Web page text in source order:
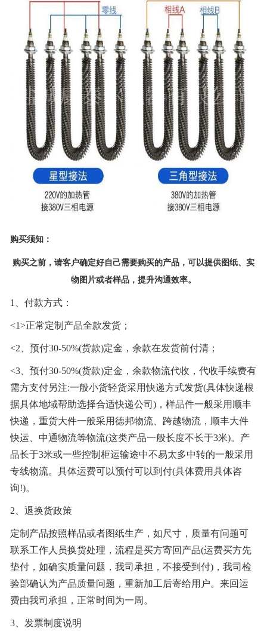
购买须知：
购买之前，请客户确定好自己需要购买的产品，可以提供图纸、实
物图片或者样品，提升沟通效率。
1、付款方式：
<1>正常定制产品全款发货；
<2、预付30-50%(货款)定金，余款在发货前付清；
<3、预付30-50%(货款)定金，余款物流代收，代收手续费有
需方支付另注:一般小货轻货采用快递方式发货(具体快递根
据具体地域帮助选择合适快递公司)，样品件一般采用顺丰
快递，重货大件一般采用德邦物流、跨越物流，顺丰大件
快运、中通物流等物流(这类产品一般长度不长于3米)。产
品长于3米或一些控制柜运输途中不易太多中转的一般采用
专线物流。具体运费可以预付可以到付(具体费用具体咨
询!)。
2、退换货政策
定制产品按照样品或者图纸生产，如尺寸，质量有问题可
联系工作人员换货处理，流程是买方寄回产品(运费买方先
垫付，如确实质量问题，我司承担，不接受到付)，我司检
验部确认为产品质量问题，重新加工后寄给用户。来回运
费由我司承担，正常时间为一周。
3、发票制度说明